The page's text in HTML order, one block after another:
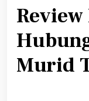
Murid